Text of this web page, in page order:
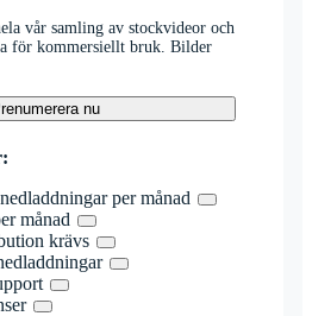
vår samling av stockvideor och
för kommersiellt bruk. Bilder
nu
per månad
månad
krävs